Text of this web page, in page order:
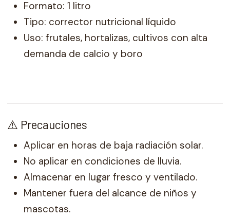
Formato: 1 litro
Tipo: corrector nutricional líquido
Uso: frutales, hortalizas, cultivos con alta
demanda de calcio y boro
⚠️ Precauciones
Aplicar en horas de baja radiación solar.
No aplicar en condiciones de lluvia.
Almacenar en lugar fresco y ventilado.
Mantener fuera del alcance de niños y
mascotas.